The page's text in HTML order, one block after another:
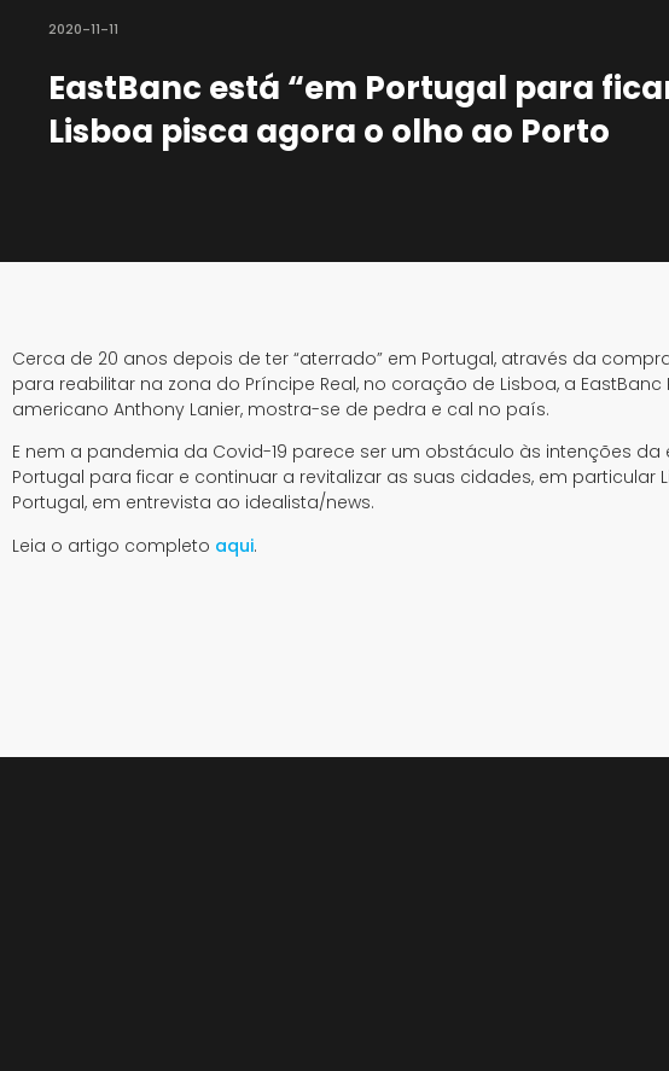
2020-11-11
EastBanc está “em Portugal para
Lisboa pisca agora o olho ao Porto
Cerca de 20 anos depois de ter “aterrado” em Portugal, através da
para reabilitar na zona do Príncipe Real, no coração de Lisboa, a
americano Anthony Lanier, mostra-se de pedra e cal no país.
E nem a pandemia da Covid-19 parece ser um obstáculo às intenções da
Portugal para ficar e continuar a revitalizar as suas cidades, em particular
Portugal, em entrevista ao idealista/news.
Leia o artigo completo aqui.